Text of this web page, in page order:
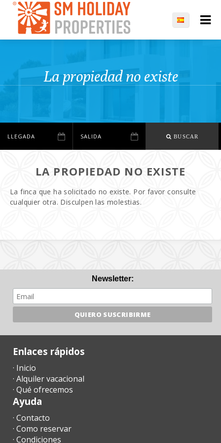
La propiedad no existe
BUSCAR
LA PROPIEDAD NO EXISTE
La finca que ha solicitado no existe. Por favor consulte
cualquier otra. Disculpen las molestias.
Newsletter:
Enlaces rápidos
· Inicio
· Alquiler vacacional
· Qué ofrecemos
Ayuda
· Contacto
· Como reservar
· Condiciones